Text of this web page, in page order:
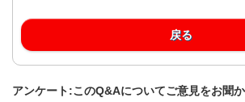
戻る
アンケート:このQ&Aについてご意見をお聞